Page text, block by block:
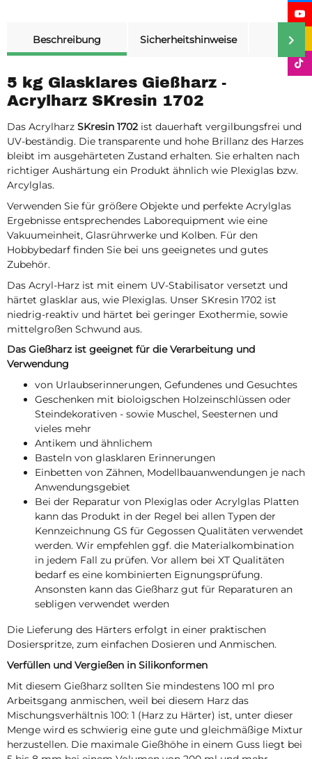
Beschreibung
Sicherheitshinweise
5 kg Glasklares Gießharz -
Acrylharz SKresin 1702
Das Acrylharz SKresin 1702 ist dauerhaft vergilbungsfrei und
UV-beständig. Die transparente und hohe Brillanz des Harzes
bleibt im ausgehärteten Zustand erhalten. Sie erhalten nach
richtiger Aushärtung ein Produkt ähnlich wie Plexiglas bzw.
Arcylglas.
Verwenden Sie für größere Objekte und perfekte Acrylglas
Ergebnisse entsprechendes Laborequipment wie eine
Vakuumeinheit, Glasrührwerke und Kolben. Für den
Hobbybedarf finden Sie bei uns geeignetes und gutes
Zubehör.
Das Acryl-Harz ist mit einem UV-Stabilisator versetzt und
härtet glasklar aus, wie Plexiglas. Unser SKresin 1702 ist
niedrig-reaktiv und härtet bei geringer Exothermie, sowie
mittelgroßen Schwund aus.
Das Gießharz ist geeignet für die Verarbeitung und
Verwendung
von Urlaubserinnerungen, Gefundenes und Gesuchtes
Geschenken mit bioloigschen Holzeinschlüssen oder
Steindekorativen - sowie Muschel, Seesternen und
vieles mehr
Antikem und ähnlichem
Basteln von glasklaren Erinnerungen
Einbetten von Zähnen, Modellbauanwendungen je nach
Anwendungsgebiet
Bei der Reparatur von Plexiglas oder Acrylglas Platten
kann das Produkt in der Regel bei allen Typen der
Kennzeichnung GS für Gegossen Qualitäten verwendet
werden. Wir empfehlen ggf. die Materialkombination
in jedem Fall zu prüfen. Vor allem bei XT Qualitäten
bedarf es eine kombinierten Eignungsprüfung.
Ansonsten kann das Gießharz gut für Reparaturen an
sebligen verwendet werden
Die Lieferung des Härters erfolgt in einer praktischen
Dosierspritze, zum einfachen Dosieren und Anmischen.
Verfüllen und Vergießen in Silikonformen
Mit diesem Gießharz sollten Sie mindestens 100 ml pro
Arbeitsgang anmischen, weil bei diesem Harz das
Mischungsverhältnis 100: 1 (Harz zu Härter) ist, unter dieser
Menge wird es schwierig eine gute und gleichmäßige Mixtur
herzustellen. Die maximale Gießhöhe in einem Guss liegt bei